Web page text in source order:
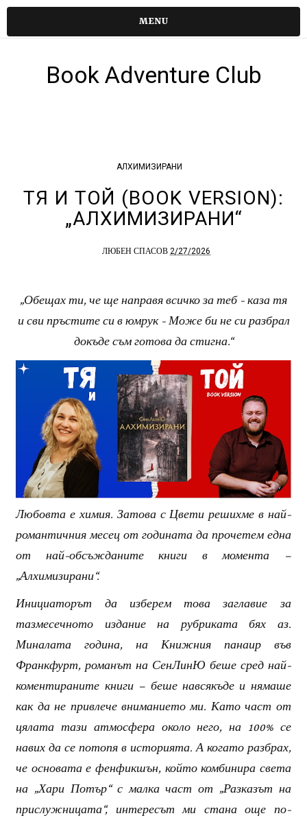
MENU
Book Adventure Club
АЛХИМИЗИРАНИ
ТЯ И ТОЙ (BOOK VERSION):
„АЛХИМИЗИРАНИ“
ЛЮБЕН СПАСОВ 2/27/2026
„Обещах ти, че ще направя всичко за теб - каза тя
и сви пръстите си в юмрук - Може би не си разбрал
докъде съм готова да стигна.“
Любовта е химия. Затова с Цвети решихме в най-
романтичния месец от годината да прочетем една
от най-обсъжданите книги в момента –
„Алхимизирани“.
Инициаторът да изберем това заглавие за
тазмесечното издание на рубриката бях аз.
Миналата година, на Книжния панаир във
Франкфурт, романът на СенЛинЮ беше сред най-
коментираните книги – беше навсякъде и нямаше
как да не привлече вниманието ми. Като част от
цялата тази атмосфера около него, на 100% се
навих да се потопя в историята. А когато разбрах,
че основата е фенфикшън, който комбинира света
на „Хари Потър“ с малка част от „Разказът на
прислужницата“, интересът ми стана още по-